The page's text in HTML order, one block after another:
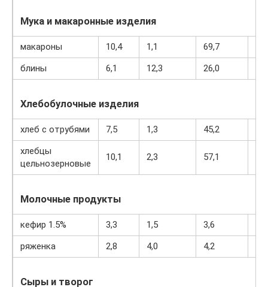
Мука и макаронные изделия
макароны 10,4 1,1 69,7
блины
6,1 12,3 26,0
Хлебобулочные изделия
хлеб с отрубями 7,5 1,3 45,2
хлебцы
цельнозерновые
10,1 2,3 57,1
Молочные продукты
кефир 1.5% 3,3 1,5 3,6
ряженка
2,8 4,0 4,2
Сыры и творог